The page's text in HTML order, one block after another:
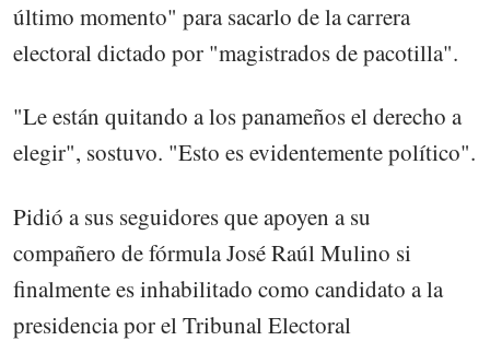
último momento" para sacarlo de la carrera
electoral dictado por "magistrados de pacotilla".
"Le están quitando a los panameños el derecho a
elegir", sostuvo. "Esto es evidentemente político".
Pidió a sus seguidores que apoyen a su
compañero de fórmula José Raúl Mulino si
finalmente es inhabilitado como candidato a la
presidencia por el Tribunal Electoral